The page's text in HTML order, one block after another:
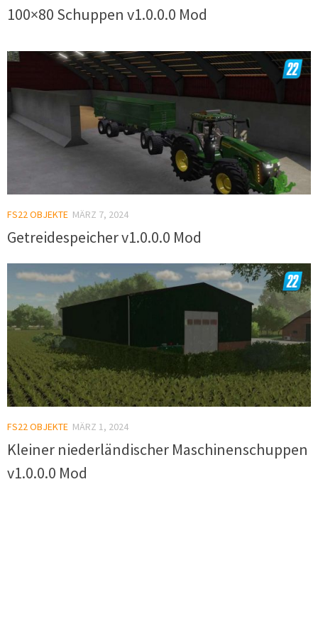
100×80 Schuppen v1.0.0.0 Mod
FS22 OBJEKTE MÄRZ 7, 2024
Getreidespeicher v1.0.0.0 Mod
FS22 OBJEKTE MÄRZ 1, 2024
Kleiner niederländischer Maschinenschuppen
v1.0.0.0 Mod